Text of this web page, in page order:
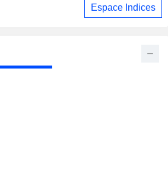
Espace Indices